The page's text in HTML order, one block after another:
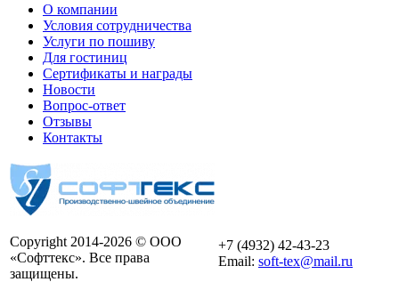
О компании
Условия сотрудничества
Услуги по пошиву
Для гостиниц
Сертификаты и награды
Новости
Вопрос-ответ
Отзывы
Контакты
Copyright 2014-2026 © ООО
«Софттекс». Все права
защищены.
+7 (4932) 42-43-23
Email: soft-tex@mail.ru